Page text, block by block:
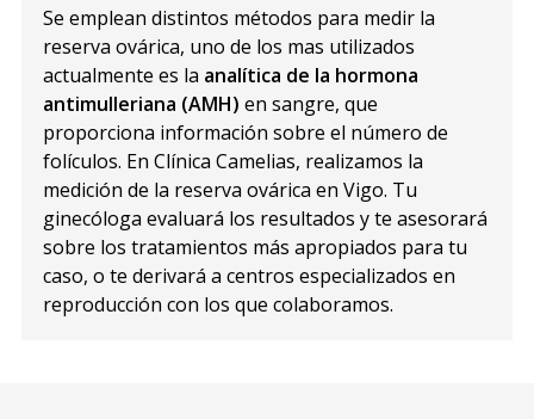
Se emplean distintos métodos para medir la
reserva ovárica, uno de los mas utilizados
actualmente es la analítica de la hormona
antimulleriana (AMH) en sangre, que
proporciona información sobre el número de
folículos. En Clínica Camelias, realizamos la
medición de la reserva ovárica en Vigo. Tu
ginecóloga evaluará los resultados y te asesorará
sobre los tratamientos más apropiados para tu
caso, o te derivará a centros especializados en
reproducción con los que colaboramos.